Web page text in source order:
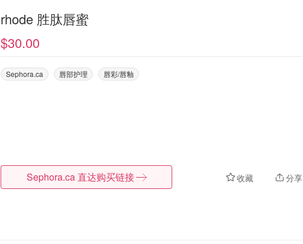
rhode 胜肽唇蜜
$30.00
Sephora.ca 唇部护理 唇彩/唇釉
收藏 分享
Sephora.ca 直达购买链接